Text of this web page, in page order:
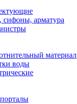
арматура
материал
воды